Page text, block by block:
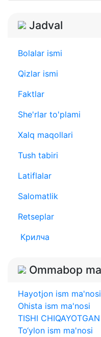
Jadval
Bolalar ismi
Qizlar ismi
Faktlar
She'rlar to'plami
Xalq maqollari
Tush tabiri
Latiflalar
Salomatlik
Retseplar
Крилча
Ommabop
Hayotjon ism ma'nosi
Ohista ism ma'nosi
TISHI
To‘ylon ism ma'nosi